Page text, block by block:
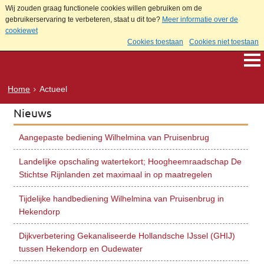
Wij zouden graag functionele cookies willen gebruiken om de
gebruikerservaring te verbeteren, staat u dit toe? Meer informatie over de
cookiewet
Cookies toestaan
Cookies niet toestaan
Home Actueel
Nieuws
Aangepaste bediening Wilhelmina van Pruisenbrug
Landelijke opschaling watertekort; Hoogheemraadschap De
Stichtse Rijnlanden zet maximaal in op maatregelen
Tijdelijke handbediening Wilhelmina van Pruisenbrug in
Hekendorp
Dijkverbetering Gekanaliseerde Hollandsche IJssel (GHIJ)
tussen Hekendorp en Oudewater